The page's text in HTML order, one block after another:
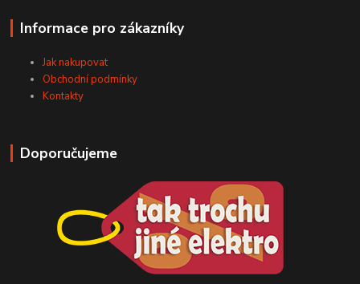
Informace pro zákazníky
Jak nakupovat
Obchodní podmínky
Kontakty
Doporučujeme